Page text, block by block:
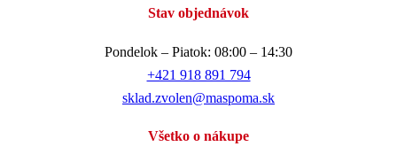
Stav objednávok
Pondelok – Piatok: 08:00 – 14:30
+421 918 891 794
sklad.zvolen@maspoma.sk
Všetko o nákupe